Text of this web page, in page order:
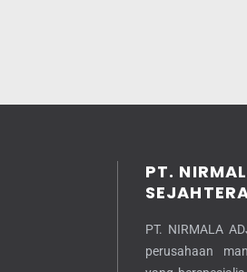
PT.
PT. NIRMALA
perusahaan